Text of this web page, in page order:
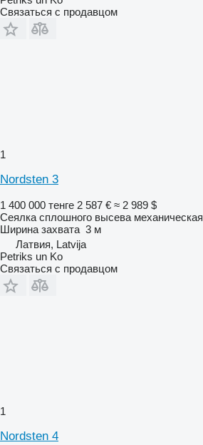
Связаться с продавцом
1
Nordsten 3
1 400 000 тенге 2 587 € ≈ 2 989 $
Сеялка сплошного высева механическая
Ширина захвата 3 м
Латвия, Latvija
Petriks un Ko
Связаться с продавцом
1
Nordsten 4